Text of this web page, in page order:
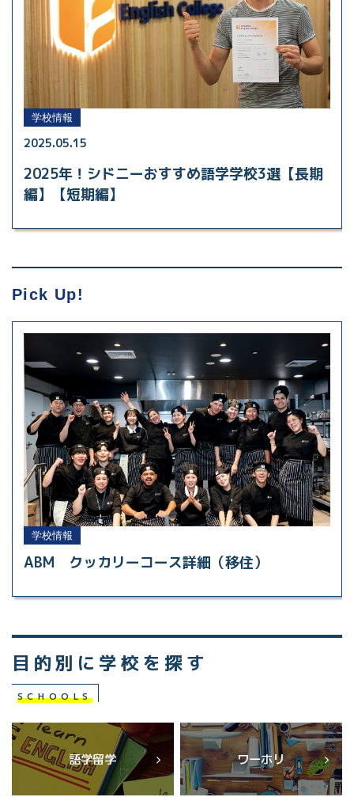
学校情報
2025.05.15
2025年！シドニーおすすめ語学学校3選【長期
編】【短期編】
Pick Up!
学校情報
ABM クッカリーコース詳細（移住）
目的別に学校を探す
SCHOOLS
語学留学 ワーホリ